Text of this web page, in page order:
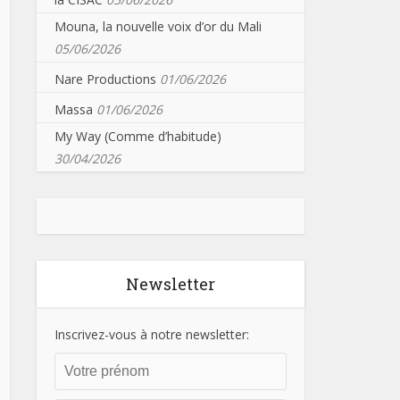
Mouna, la nouvelle voix d’or du Mali
05/06/2026
Nare Productions 01/06/2026
Massa 01/06/2026
My Way (Comme d’habitude)
30/04/2026
Newsletter
Inscrivez-vous à notre newsletter: